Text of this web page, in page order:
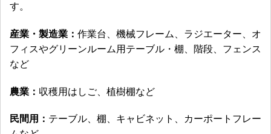
す。
産業・製造業： 作業台、機械フレーム、ラジエーター、オ
フィスやグリーンルーム用テーブル・棚、階段、フェンス
など
農業： 収穫用はしご、植樹棚など
民間用： テーブル、棚、キャビネット、カーポートフレー